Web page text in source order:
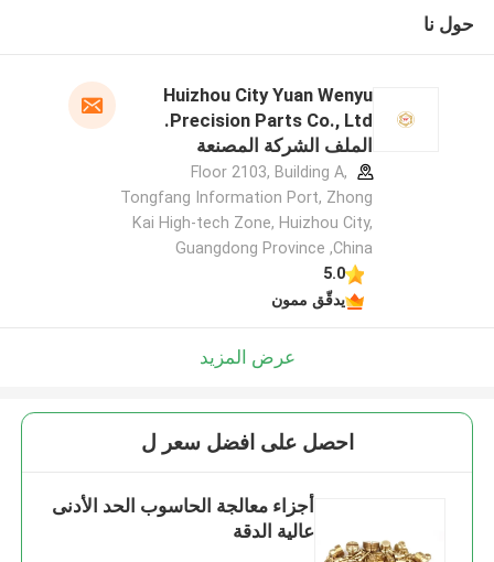
حول نا
Huizhou City Yuan Wenyu
Precision Parts Co., Ltd.
الملف الشركة المصنعة
Floor 2103, Building A,
Tongfang Information Port, Zhong
Kai High-tech Zone, Huizhou City,
Guangdong Province ,China
5.0
يدقّق ممون
عرض المزيد
احصل على افضل سعر ل
أجزاء معالجة الحاسوب الحد الأدنى
عالية الدقة